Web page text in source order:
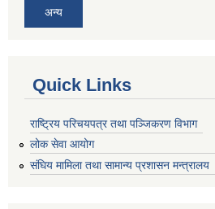
अन्य
Quick Links
राष्ट्रिय परिचयपत्र तथा पञ्जिकरण विभाग
लोक सेवा आयोग
संघिय मामिला तथा सामान्य प्रशासन मन्त्रालय